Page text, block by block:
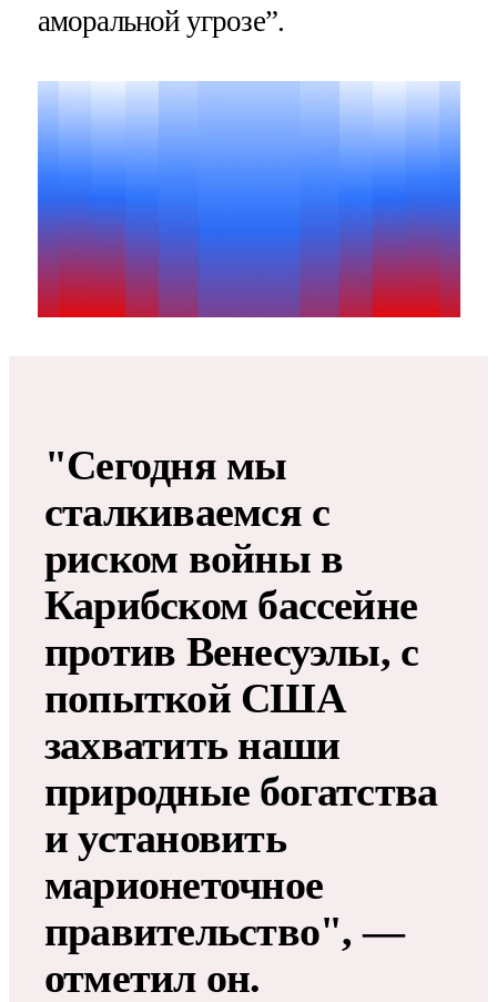
аморальной угрозе”.
"Сегодня мы
сталкиваемся с
риском войны в
Карибском бассейне
против Венесуэлы, с
попыткой США
захватить наши
природные богатства
и установить
марионеточное
правительство", —
отметил он.